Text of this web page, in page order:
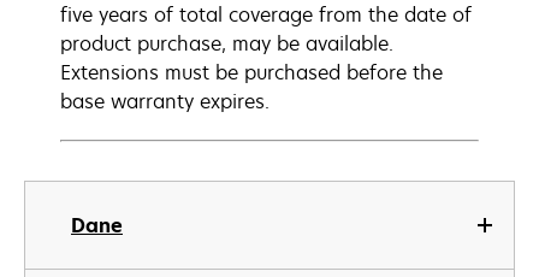
Dane
five years of total coverage from the date of
product purchase, may be available.
Extensions must be purchased before the
base warranty expires.